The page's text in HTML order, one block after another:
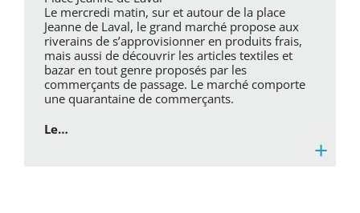
Le mercredi matin, sur et autour de la place
Jeanne de Laval, le grand marché propose aux
riverains de s’approvisionner en produits frais,
mais aussi de découvrir les articles textiles et
bazar en tout genre proposés par les
commerçants de passage. Le marché comporte
une quarantaine de commerçants.
Le…
+